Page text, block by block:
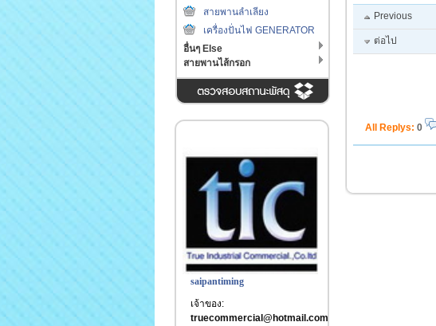
สายพานลำเลียง
เครื่องปั่นไฟ GENERATOR
อื่นๆ Else
สายพานไส้กรอก
saipantiming
เจ้าของ:
truecommercial@hotmail.com
Previous
ต่อไป
All Replys: 0